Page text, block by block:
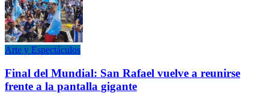
Arte y Espectáculos
Final del Mundial: San Rafael vuelve a reunirse
frente a la pantalla gigante